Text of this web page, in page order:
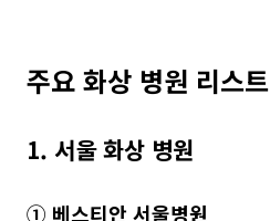
주요 화상 병원 리스트
1. 서울 화상 병원
① 베스티안 서울병원